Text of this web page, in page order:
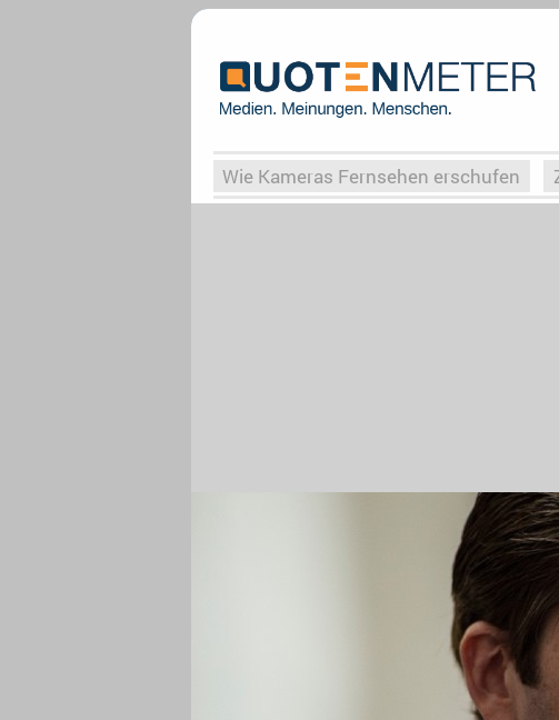
Wie Kameras Fernsehen erschufen